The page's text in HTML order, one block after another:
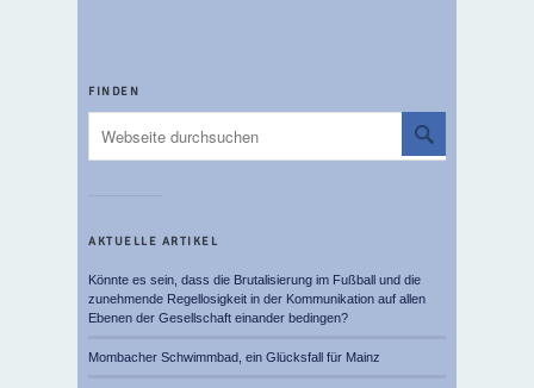
FINDEN
AKTUELLE ARTIKEL
Könnte es sein, dass die Brutalisierung im Fußball und die
zunehmende Regellosigkeit in der Kommunikation auf allen
Ebenen der Gesellschaft einander bedingen?
Mombacher Schwimmbad, ein Glücksfall für Mainz